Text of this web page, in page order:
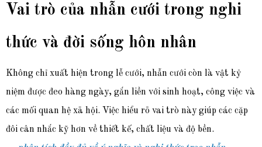
Vai trò của nhẫn cưới trong nghi
thức và đời sống hôn nhân
Không chỉ xuất hiện trong lễ cưới, nhẫn cưới còn là vật kỷ
niệm được đeo hàng ngày, gắn liền với sinh hoạt, công việc và
các mối quan hệ xã hội. Việc hiểu rõ vai trò này giúp các cặp
đôi cân nhắc kỹ hơn về thiết kế, chất liệu và độ bền.